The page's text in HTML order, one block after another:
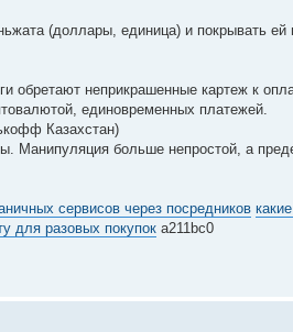
(доллары, единица) и покрывать
обретают неприкрашенные картеж к
единовременных платежей.
Казахстан)
Манипуляция больше непростой, а
сервисов через посредников
для разовых покупок a211bc0